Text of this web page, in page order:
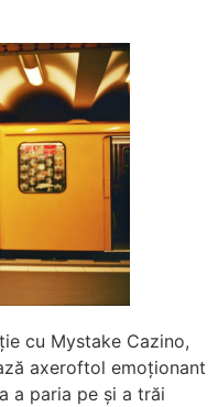
cu Mystake Cazino,
axeroftol emoționant
a paria pe și a trăi